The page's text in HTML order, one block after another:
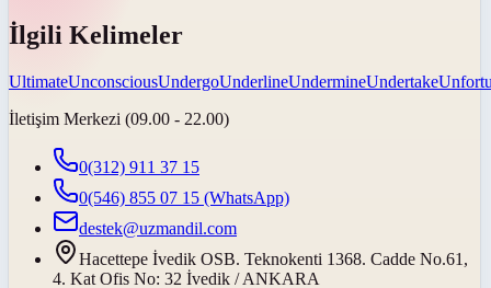
İlgili Kelimeler
UltimateUnconsciousUndergoUnderlineUndermineUndertake
İletişim Merkezi (09.00 - 22.00)
0(312) 911 37 15
0(546) 855 07 15 (WhatsApp)
destek@uzmandil.com
Hacettepe İvedik OSB. Teknokenti 1368. Cadde No.61,
4. Kat Ofis No: 32 İvedik / ANKARA